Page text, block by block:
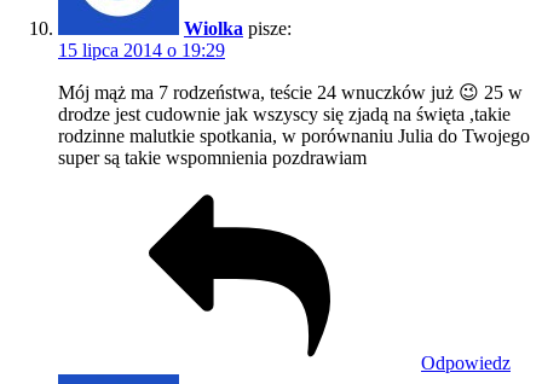
Wiolka pisze:
15 lipca 2014 o 19:29
Mój mąż ma 7 rodzeństwa, teście 24 wnuczków już 😉 25 w
drodze jest cudownie jak wszyscy się zjadą na święta ,takie
rodzinne malutkie spotkania, w porównaniu Julia do Twojego
super są takie wspomnienia pozdrawiam
Odpowiedz